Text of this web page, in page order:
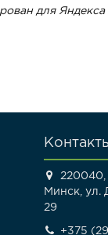
для
220040,
Минск, ул.
29
+375